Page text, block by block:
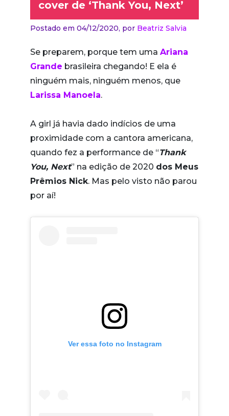
cover de ‘Thank You, Next’
Postado em 04/12/2020, por Beatriz Salvia
Se preparem, porque tem uma Ariana
Grande brasileira chegando! E ela é
ninguém mais, ninguém menos, que
Larissa Manoela.
A girl já havia dado indícios de uma
proximidade com a cantora americana,
quando fez a performance de “Thank
You, Next” na edição de 2020 dos Meus
Prêmios Nick. Mas pelo visto não parou
por aí!
Ver essa foto no Instagram